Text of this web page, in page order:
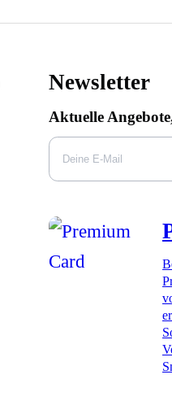
Newsletter
Aktuelle